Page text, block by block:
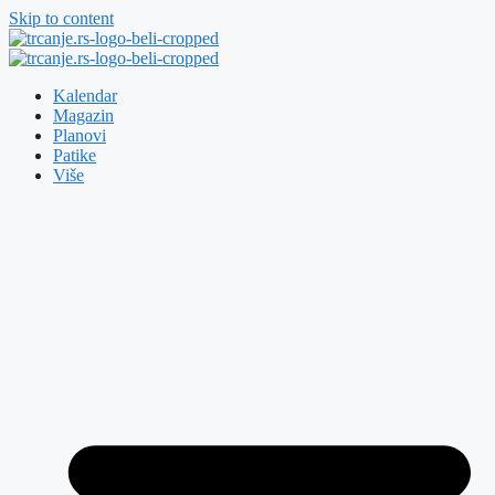
Skip to content
Kalendar
Magazin
Planovi
Patike
Više